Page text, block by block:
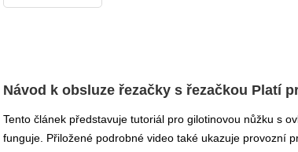
Návod k obsluze řezačky s řezačkou Platí
Tento článek představuje tutoriál pro gilotinovou nůžku s
funguje. Přiložené podrobné video také ukazuje provozní